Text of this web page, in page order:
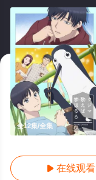
全12集/全集
 在线观看